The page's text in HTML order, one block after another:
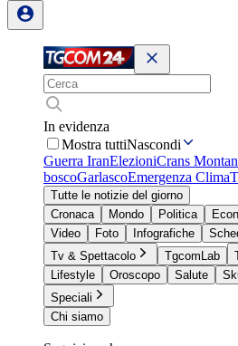
In evidenza
Mostra tuttiNascondi
Guerra IranElezioniCrans
boscoGarlascoEmergenza Clima
Tutte le notizie del giorno
Cronaca
Mondo Politica
Video
Foto Infografiche
Tv & Spettacolo
TgcomLab
Lifestyle
Oroscopo Salute
Speciali
Chi siamo